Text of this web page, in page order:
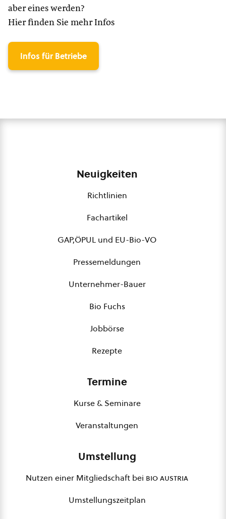
aber eines werden?
Hier finden Sie mehr Infos
Infos für Betriebe
Neuigkeiten
Richtlinien
Fachartikel
GAP,ÖPUL und EU-Bio-VO
Pressemeldungen
Unternehmer-Bauer
Bio Fuchs
Jobbörse
Rezepte
Termine
Kurse & Seminare
Veranstaltungen
Umstellung
Nutzen einer Mitgliedschaft bei bio austria
Umstellungszeitplan